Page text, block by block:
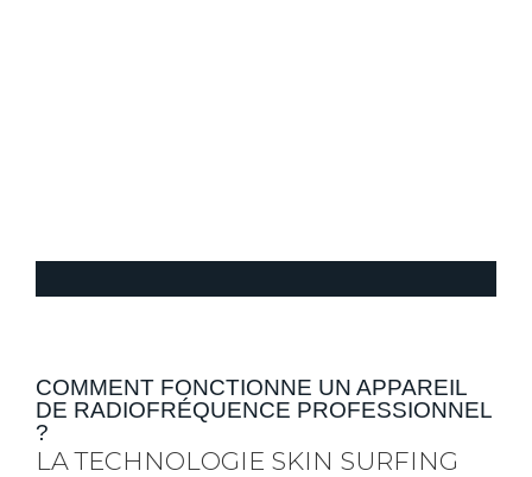
COMMENT FONCTIONNE UN APPAREIL
DE RADIOFRÉQUENCE PROFESSIONNEL
?
LA TECHNOLOGIE SKIN SURFING